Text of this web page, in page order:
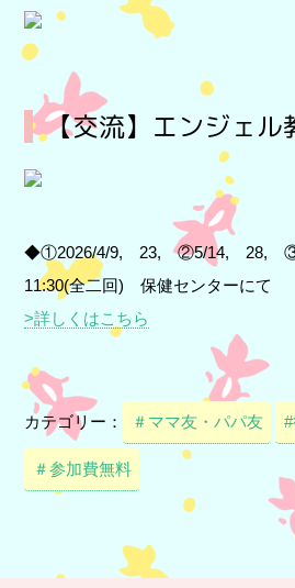
【交流】エンジェル
◆①2026/4/9, 23, ②5/14, 28,
11:30(全二回) 保健センターにて
>詳しくはこちら
カテゴリー： ＃ママ友・パパ友
＃参加費無料